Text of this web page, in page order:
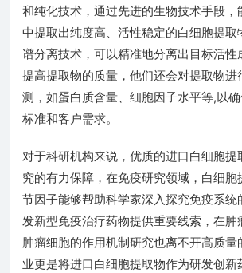
和纯化技术，通过先进的生物技术手段，
中提取出纯度高、活性稳定的白细胞提取
谱分离技术，可以精准地分离出目标活性
提高提取物的质量，他们还会对提取物进
测，如蛋白质含量、细胞因子水平等,以
标准和客户需求。
对于科研机构来说，优质的进口白细胞提
究的有力保障，在免疫研究领域，白细胞
节因子能够帮助科学家深入探究免疫系统
发新型免疫治疗药物提供重要线索，在肿
肿瘤细胞的作用机制研究也离不开高质量
业更是将进口白细胞提取物作为研发创新